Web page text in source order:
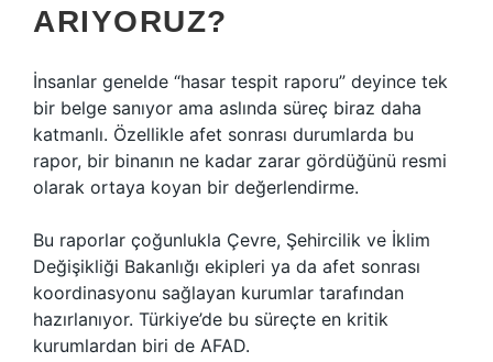
ARIYORUZ?
İnsanlar genelde “hasar tespit raporu” deyince tek
bir belge sanıyor ama aslında süreç biraz daha
katmanlı. Özellikle afet sonrası durumlarda bu
rapor, bir binanın ne kadar zarar gördüğünü resmi
olarak ortaya koyan bir değerlendirme.
Bu raporlar çoğunlukla Çevre, Şehircilik ve İklim
Değişikliği Bakanlığı ekipleri ya da afet sonrası
koordinasyonu sağlayan kurumlar tarafından
hazırlanıyor. Türkiye’de bu süreçte en kritik
kurumlardan biri de AFAD.